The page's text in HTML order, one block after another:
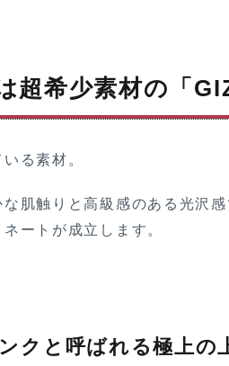
超希少素材の「
る素材。
肌触りと高級感のある光沢
ートが成立します。
クと呼ばれる極上の